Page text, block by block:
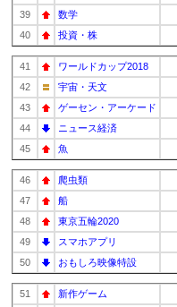
39
数学
40
投資・株
41 ワールドカップ2018
42
宇宙・天文
43
ゲーセン・アーケード
44
ニュース経済
45
魚
46 爬虫類
47
船
48
東京五輪2020
49
スマホアプリ
50
おもしろ映像特設
51 新作ゲーム